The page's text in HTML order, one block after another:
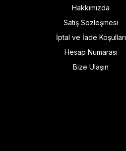
Hakkımızda
Satış Sözleşmesi
İptal ve İade Koşulları
Hesap Numarası
Bize Ulaşın